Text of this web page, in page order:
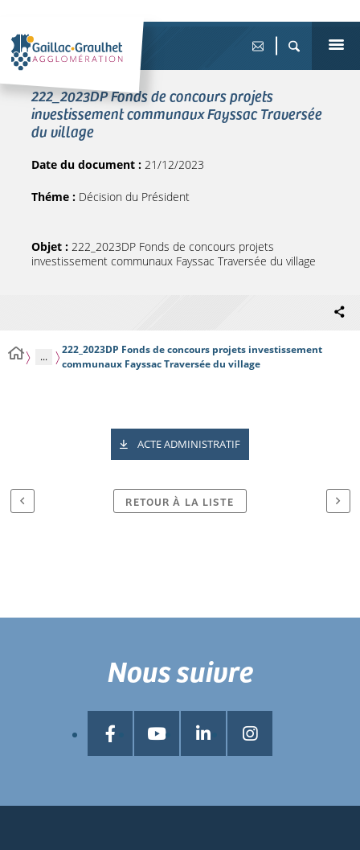
222_2023DP Fonds de concours projets
investissement communaux Fayssac Traversée
du village
Date du document : 21/12/2023
Théme : Décision du Président
Objet : 222_2023DP Fonds de concours projets
investissement communaux Fayssac Traversée du village
...
222_2023DP Fonds de concours projets investissement
communaux Fayssac Traversée du village
ACTE ADMINISTRATIF
RETOUR À LA LISTE
Nous suivre